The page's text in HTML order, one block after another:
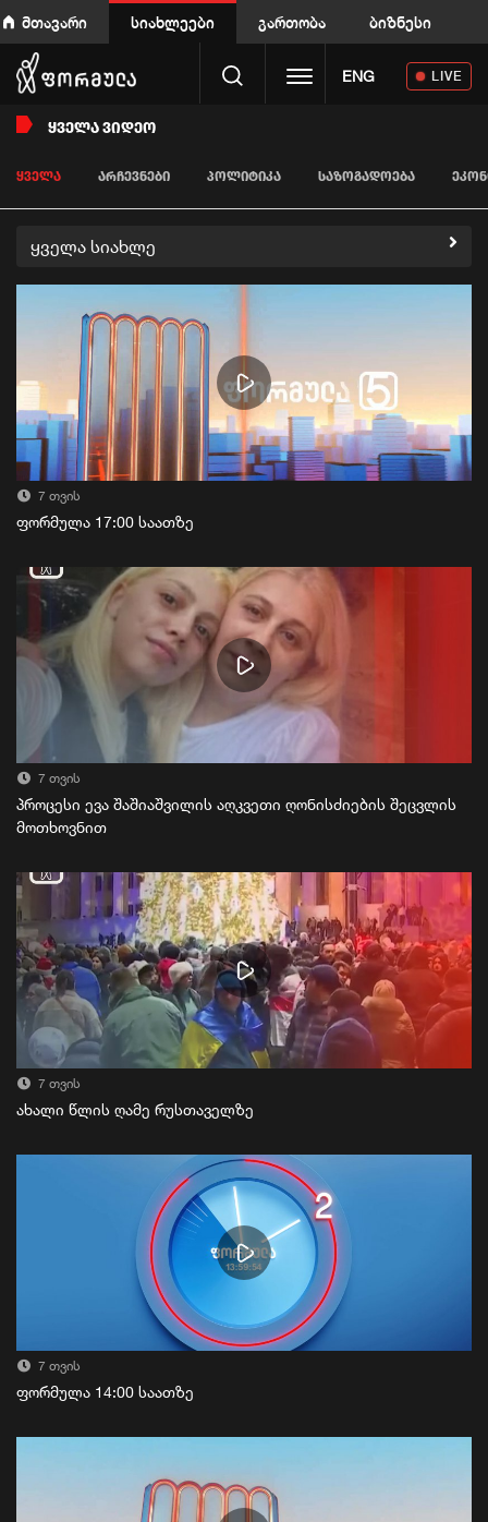
მთავარი სიახლეები გართობა ბიზნესი
Toggle navigation
ENG LIVE
ᲧᲕᲔᲚᲐ ᲕᲘᲓᲔᲝ
ᲧᲕᲔᲚᲐ ᲐᲠᲩᲔᲕᲜᲔᲑᲘ ᲞᲝᲚᲘᲢᲘᲙᲐ ᲡᲐᲖᲝᲒᲐᲓᲝᲔᲑᲐ
ყველა სიახლე
7 თვის
ფორმულა 17:00 საათზე
7 თვის
პროცესი ევა შაშიაშვილის აღკვეთი ღონისძიების შეცვლის
მოთხოვნით
7 თვის
ახალი წლის ღამე რუსთაველზე
7 თვის
ფორმულა 14:00 საათზე